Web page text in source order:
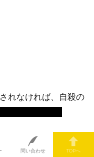
れなければ、自殺の
問い合わせ TOPへ